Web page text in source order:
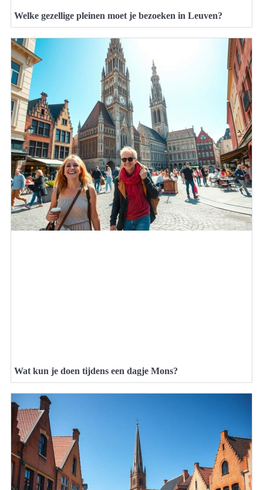
Welke gezellige pleinen moet je bezoeken in Leuven?
Wat kun je doen tijdens een dagje Mons?